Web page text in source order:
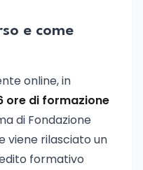
e come
online, in
ore di formazione
di Fondazione
viene rilasciato un
formativo